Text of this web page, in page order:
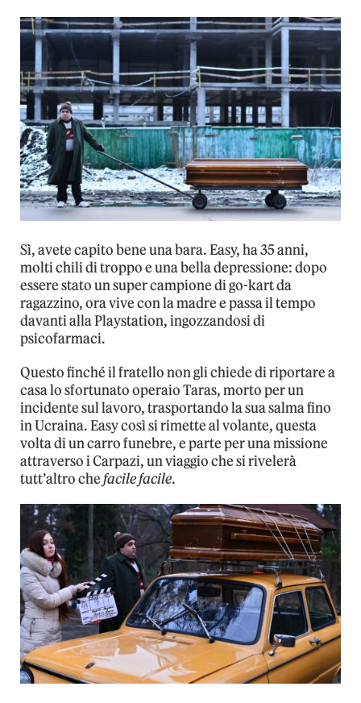
Sì, avete capito bene una bara. Easy, ha 35 anni,
molti chili di troppo e una bella depressione: dopo
essere stato un super campione di go-kart da
ragazzino, ora vive con la madre e passa il tempo
davanti alla Playstation, ingozzandosi di
psicofarmaci.
Questo finché il fratello non gli chiede di riportare a
casa lo sfortunato operaio Taras, morto per un
incidente sul lavoro, trasportando la sua salma fino
in Ucraina. Easy così si rimette al volante, questa
volta di un carro funebre, e parte per una missione
attraverso i Carpazi, un viaggio che si rivelerà
tutt’altro chefacile facile.